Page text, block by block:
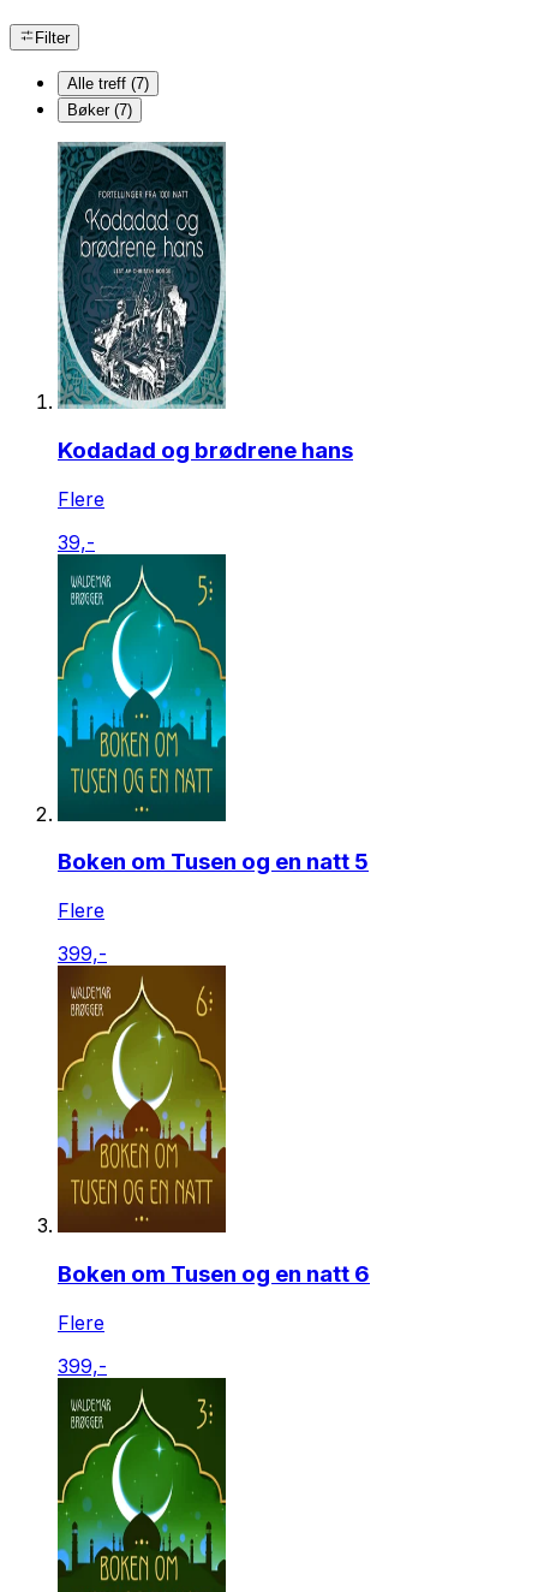
Filter
Alle treff (7)
Bøker (7)
Kodadad og brødrene hans
Flere
39,-
Boken om Tusen og en natt 5
Flere
399,-
Boken om Tusen og en natt 6
Flere
399,-